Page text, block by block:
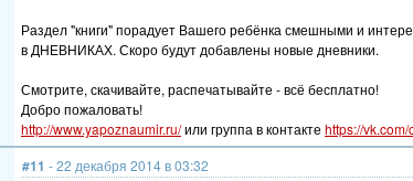
Раздел "книги" порадует Вашего ребёнка смешными и
в ДНЕВНИКАХ. Скоро будут добавлены новые дневники.
Смотрите, скачивайте, распечатывайте - всё бесплатно!
Добро пожаловать!
http://www.yapoznaumir.ru/или группа в контакте https://
#11 - 22 декабря 2014 в 03:32